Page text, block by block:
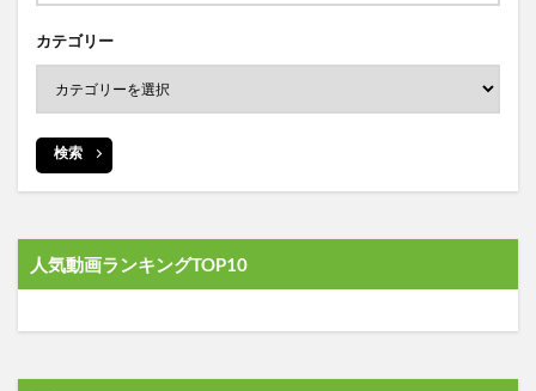
カテゴリー
検索
人気動画ランキングTOP10